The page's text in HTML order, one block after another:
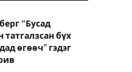
“Бусад
татгалзсан бүх
өгөөч” гэдэг